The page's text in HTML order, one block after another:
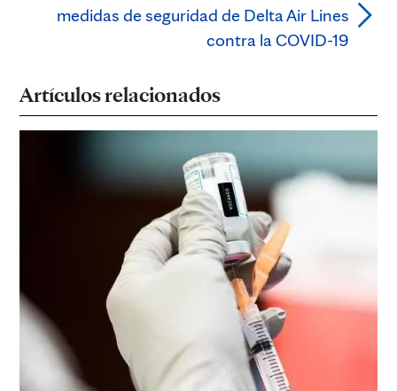
medidas de seguridad de Delta Air Lines
contra la COVID-19
Artículos relacionados